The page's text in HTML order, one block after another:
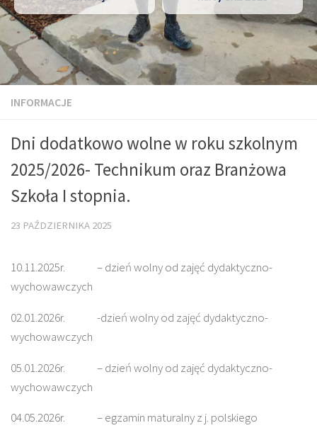
INFORMACJE
Dni dodatkowo wolne w roku szkolnym
2025/2026- Technikum oraz Branżowa
Szkoła I stopnia.
23 PAŹDZIERNIKA 2025
10.11.2025r. – dzień wolny od zajęć dydaktyczno-
wychowawczych
02.01.2026r. -dzień wolny od zajęć dydaktyczno-
wychowawczych
05.01.2026r. – dzień wolny od zajęć dydaktyczno-
wychowawczych
04.05.2026r. – egzamin maturalny z j. polskiego